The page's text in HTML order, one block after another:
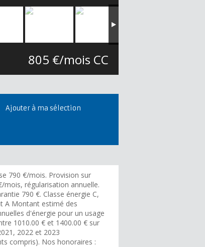
805 €/mois CC
Ajouter à ma sélection
790 €/mois. Provision sur
mois, régularisation annuelle.
790 €. Classe énergie C,
A Montant estimé des
d'énergie pour un usage
1010.00 € et 1400.00 € sur
2022 et 2023
compris). Nos honoraires :